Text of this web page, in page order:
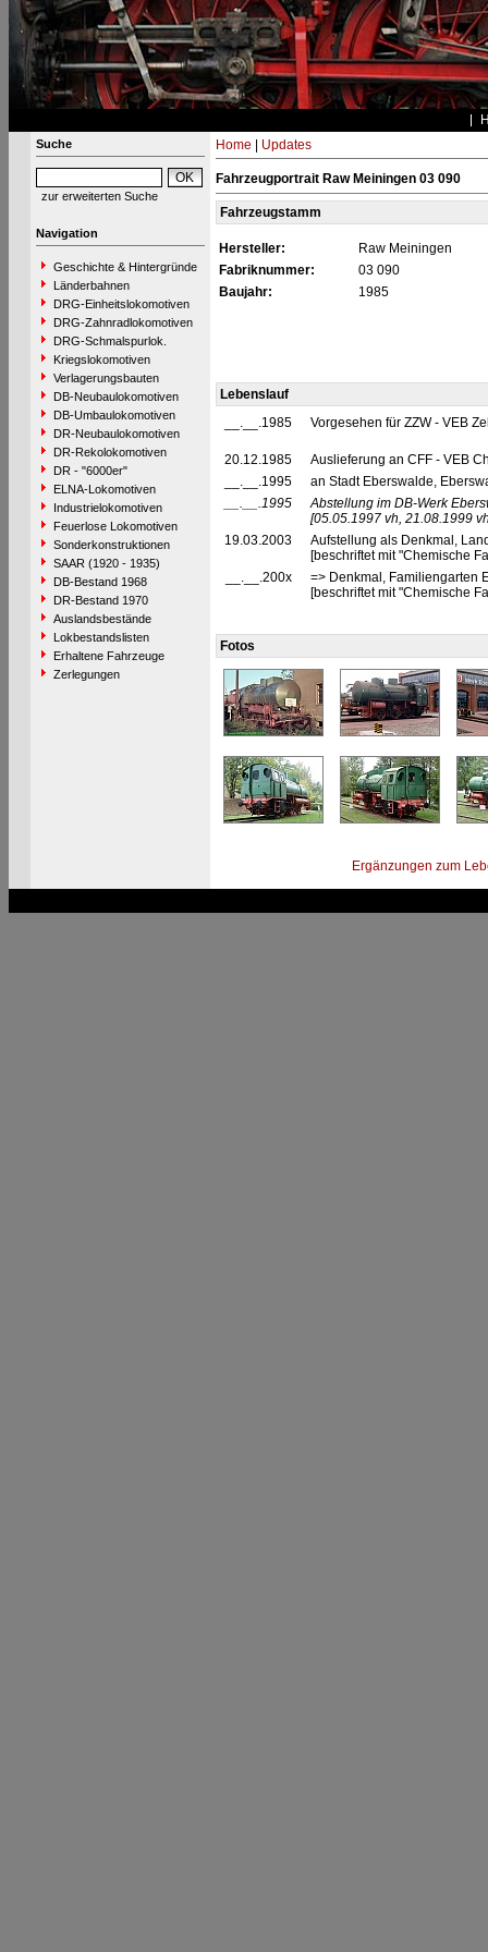
Suche
zur erweiterten Suche
Navigation
Geschichte & Hintergründe
Länderbahnen
DRG-Einheitslokomotiven
DRG-Zahnradlokomotiven
DRG-Schmalspurlok.
Kriegslokomotiven
Verlagerungsbauten
DB-Neubaulokomotiven
DB-Umbaulokomotiven
DR-Neubaulokomotiven
DR-Rekolokomotiven
DR - "6000er"
ELNA-Lokomotiven
Industrielokomotiven
Feuerlose Lokomotiven
Sonderkonstruktionen
SAAR (1920 - 1935)
DB-Bestand 1968
DR-Bestand 1970
Auslandsbestände
Lokbestandslisten
Erhaltene Fahrzeuge
Zerlegungen
Home Updates
Fahrzeugportrait Raw Meiningen 03 090
Fahrzeugstamm
Hersteller:
Raw Meiningen
Fabriknummer:
03 090
Baujahr:
1985
Lebenslauf
__.__.1985
Vorgesehen für ZZW - VEB
20.12.1985
Auslieferung an CFF - VEB
__.__.1995
an Stadt Eberswalde,
__.__.1995
Abstellung im DB-Werk
[05.05.1997 vh, 21.08.1999
19.03.2003
Aufstellung als Denkmal,
[beschriftet mit "Chemische
__.__.200x
=> Denkmal, Familiengarten
[beschriftet mit "Chemische
Fotos
Ergänzungen zum